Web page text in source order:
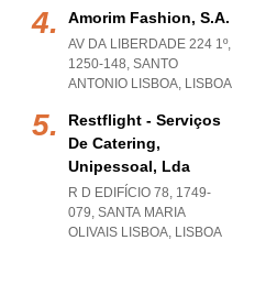
Amorim Fashion, S.a.
AV DA LIBERDADE 224 1º,
1250-148, SANTO
ANTONIO LISBOA, LISBOA
Restflight - Serviços
De Catering,
Unipessoal, Lda
R D EDIFÍCIO 78, 1749-
079, SANTA MARIA
OLIVAIS LISBOA, LISBOA